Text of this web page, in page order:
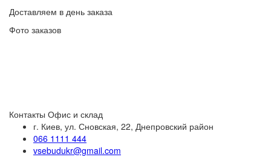
Доставляем в день заказа
Фото заказов
Контакты Офис и склад
г. Киев, ул. Сновская, 22, Днепровский район
066 1111 444
vsebudukr@gmail.com